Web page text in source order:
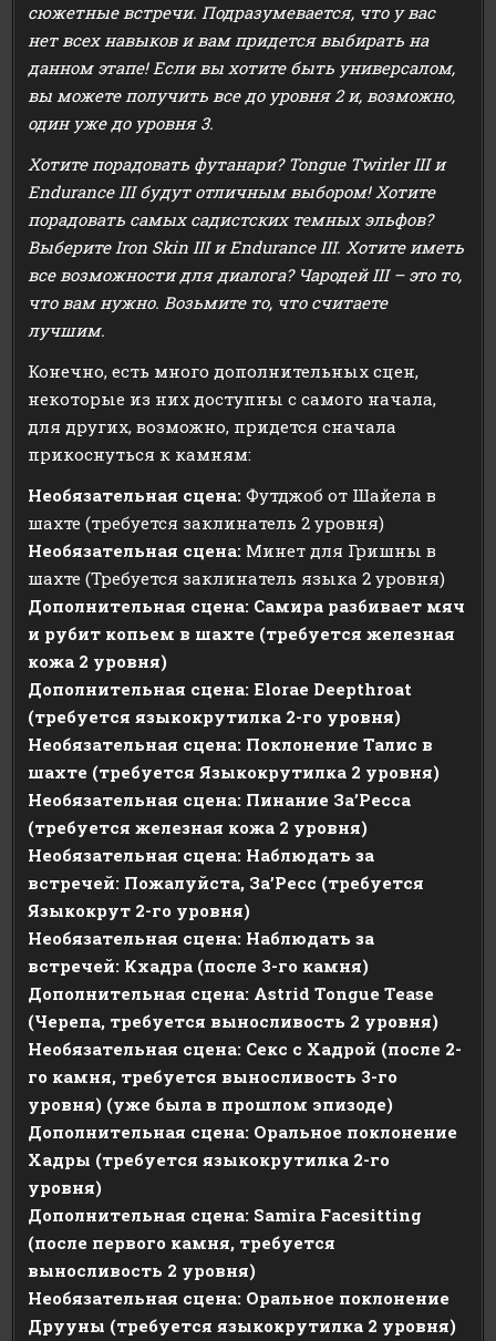
сюжетные встречи. Подразумевается, что у вас
нет всех навыков и вам придется выбирать на
данном этапе! Если вы хотите быть универсалом,
вы можете получить все до уровня 2 и, возможно,
один уже до уровня 3.
Хотите порадовать футанари? Tongue Twirler III и
Endurance III будут отличным выбором! Хотите
порадовать самых садистских темных эльфов?
Выберите Iron Skin III и Endurance III. Хотите иметь
все возможности для диалога? Чародей III – это то,
что вам нужно. Возьмите то, что считаете
лучшим.
Конечно, есть много дополнительных сцен,
некоторые из них доступны с самого начала,
для других, возможно, придется сначала
прикоснуться к камням:
Необязательная сцена: Футджоб от Шайела в
шахте (требуется заклинатель 2 уровня)
Необязательная сцена: Минет для Гришны в
шахте (Требуется заклинатель языка 2 уровня)
Дополнительная сцена: Самира разбивает мяч
и рубит копьем в шахте (требуется железная
кожа 2 уровня)
Дополнительная сцена: Elorae Deepthroat
(требуется языкокрутилка 2-го уровня)
Необязательная сцена: Поклонение Талис в
шахте (требуется Языкокрутилка 2 уровня)
Необязательная сцена: Пинание За’Ресса
(требуется железная кожа 2 уровня)
Необязательная сцена: Наблюдать за
встречей: Пожалуйста, За’Ресс (требуется
Языкокрут 2-го уровня)
Необязательная сцена: Наблюдать за
встречей: Кхадра (после 3-го камня)
Дополнительная сцена: Astrid Tongue Tease
(Черепа, требуется выносливость 2 уровня)
Необязательная сцена: Секс с Хадрой (после 2-
го камня, требуется выносливость 3-го
уровня) (уже была в прошлом эпизоде)
Дополнительная сцена: Оральное поклонение
Хадры (требуется языкокрутилка 2-го
уровня)
Дополнительная сцена: Samira Facesitting
(после первого камня, требуется
выносливость 2 уровня)
Необязательная сцена: Оральное поклонение
Друуны (требуется языкокрутилка 2 уровня)